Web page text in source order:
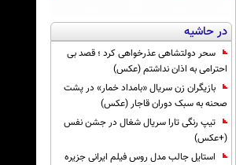
در حاشیه
سحر دولتشاهی عذرخواهی کرد ؛ قصد بی
احترامی به اذان نداشتم (عکس)
بازیگران زن سریال «بامداد خمار» در پشت
صحنه به سبک دوران قاجار (عکس)
تیپ رنگی تارا سریال شغال در جشن نفس
(+عکس)
استایل جالب مدل روس فیلم ایرانی جزیره